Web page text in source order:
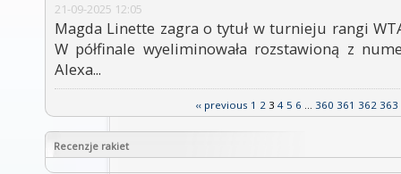
21-09-2025 12:05
Magda Linette zagra o tytuł w turnieju rangi
W półfinale wyeliminowała rozstawioną z
Alexa...
‹‹ previous 1 2 3 4 5 6 ... 360 361 362 363
Recenzje rakiet